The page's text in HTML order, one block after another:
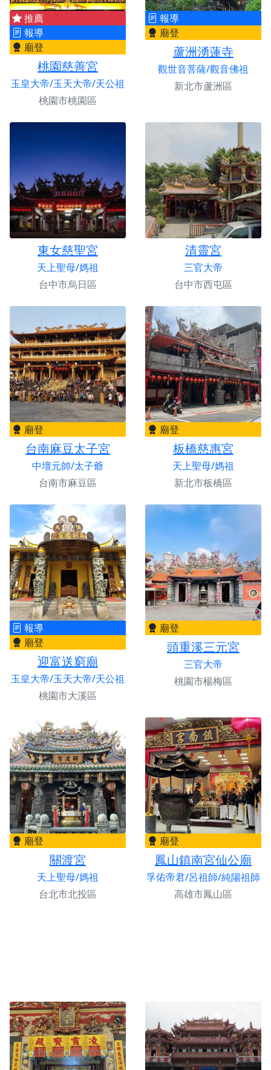
推薦
報導
廟登
桃園慈善宮
玉皇大帝/玉天大帝/天公祖
桃園市桃園區
報導
廟登
蘆洲湧蓮寺
觀世音菩薩/觀音佛祖
新北市蘆洲區
東女慈聖宮
天上聖母/媽祖
台中市烏日區
清靈宮
三官大帝
台中市西屯區
廟登
台南麻豆太子宮
中壇元帥/太子爺
台南市麻豆區
廟登
板橋慈惠宮
天上聖母/媽祖
新北市板橋區
報導
廟登
迎富送窮廟
玉皇大帝/玉天大帝/天公祖
桃園市大溪區
廟登
頭重溪三元宮
三官大帝
桃園市楊梅區
廟登
關渡宮
天上聖母/媽祖
台北市北投區
廟登
鳳山鎮南宮仙公廟
孚佑帝君/呂祖師/純陽祖師
高雄市鳳山區